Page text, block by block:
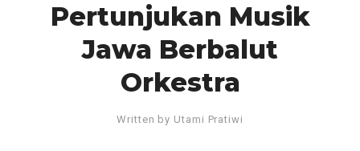
Pertunjukan Musik
Jawa Berbalut
Orkestra
Written by Utami Pratiwi